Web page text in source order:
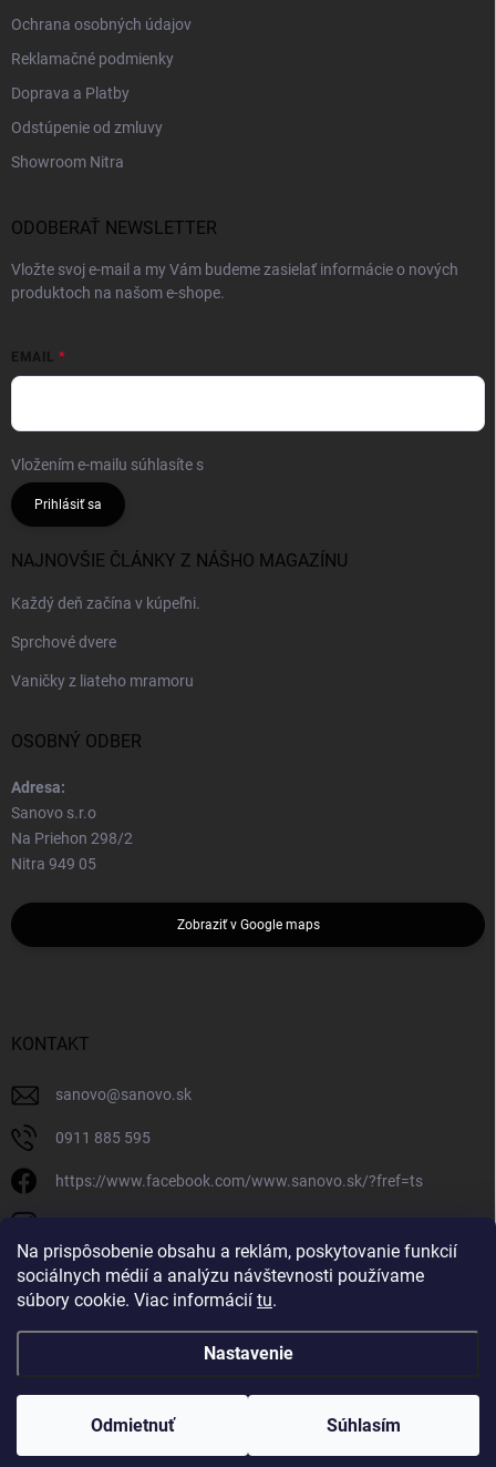
Na prispôsobenie obsahu a reklám, poskytovanie funkcií
sociálnych médií a analýzu návštevnosti používame
súbory cookie. Viac informácií tu.
Nastavenie
Odmietnuť Súhlasím
Ochrana osobných údajov
Reklamačné podmienky
Doprava a Platby
Odstúpenie od zmluvy
Showroom Nitra
ODOBERAŤ NEWSLETTER
Vložte svoj e-mail a my Vám budeme zasielať informácie o nových
produktoch na našom e-shope.
EMAIL
Vložením e-mailu súhlasíte s
Prihlásiť sa
NAJNOVŠIE ČLÁNKY Z NÁŠHO MAGAZÍNU
Každý deň začína v kúpeľni.
Sprchové dvere
Vaničky z liateho mramoru
OSOBNÝ ODBER
Adresa:
Sanovo s.r.o
Na Priehon 298/2
Nitra 949 05
Zobraziť v Google maps
KONTAKT
sanovo@sanovo.sk
0911 885 595
https://www.facebook.com/www.sanovo.sk/?fref=ts
Vytvoril Shoptet
Copyright 2026Sanovo.sk. Všetky práva vyhradené. | Upraviť nastavenie